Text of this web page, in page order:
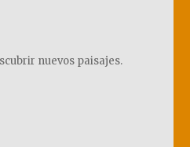
nuevos paisajes.